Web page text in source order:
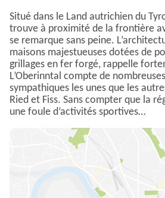
Situé dans le Land autrichien du
trouve à proximité de la frontière
se remarque sans peine.
maisons majestueuses dotées de
grillages en fer forgé, rappelle
L’Oberinntal compte de
sympathiques les unes que les
Ried et Fiss. Sans compter que la
une foule d’activités sportives…
map